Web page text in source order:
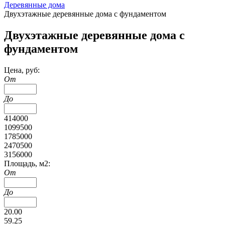
Деревянные дома
Двухэтажные деревянные дома с фундаментом
Двухэтажные деревянные дома с
фундаментом
Цена, руб:
От
До
414000
1099500
1785000
2470500
3156000
Площадь, м2:
От
До
20.00
59.25